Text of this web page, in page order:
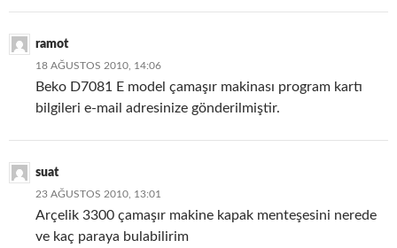
ramot
18 AĞUSTOS 2010, 14:06
Beko D7081 E model çamaşır makinası program kartı
bilgileri e-mail adresinize gönderilmiştir.
suat
23 AĞUSTOS 2010, 13:01
Arçelik 3300 çamaşır makine kapak menteşesini nerede
ve kaç paraya bulabilirim